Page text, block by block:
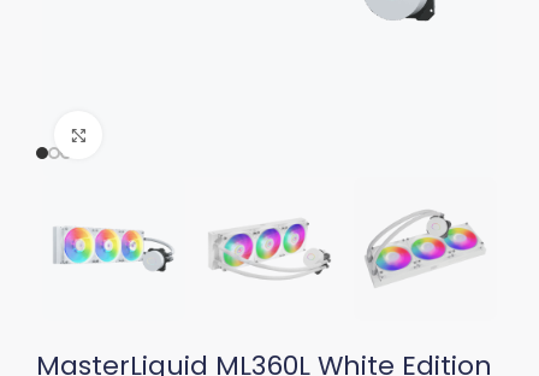
MasterLiquid ML360L White Edition